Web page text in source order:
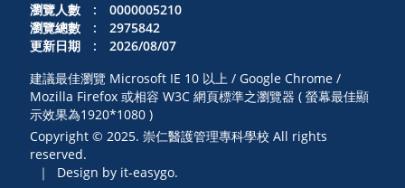
瀏覽人數 : 0000005210
瀏覽總數 : 2975842
更新日期 : 2026/08/07
建議最佳瀏覽 Microsoft IE 10 以上 / Google Chrome /
Mozilla Firefox 或相容 W3C 網頁標準之瀏覽器 ( 螢幕最佳顯
示效果為1920*1080 )
Copyright © 2025. 崇仁醫護管理專科學校 All rights
reserved.
｜
Design by it-easygo.